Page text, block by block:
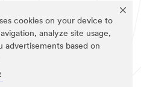
cookies on your device to
analyze site usage,
advertisements based on